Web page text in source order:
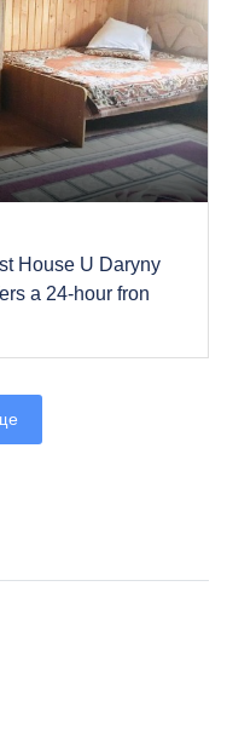
House U Daryny
a 24-hour fron